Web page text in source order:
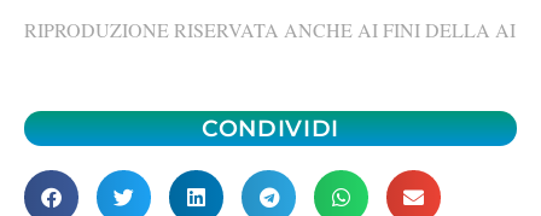
RIPRODUZIONE RISERVATA ANCHE AI FINI DELLA AI
CONDIVIDI